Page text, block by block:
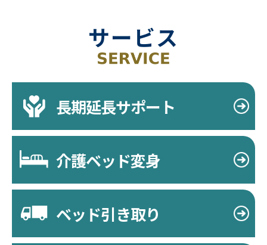
サービス
長期延長サポート
介護ベッド変身
ベッド引き取り